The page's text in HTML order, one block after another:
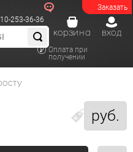
Заказать
253-36-36
Оплата при
получении
вход
корзина
руб.